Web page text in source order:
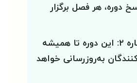
دوره، هر فصل برگزار
۲:
این دوره تا همیشه
به‌روزرسانی خواهد